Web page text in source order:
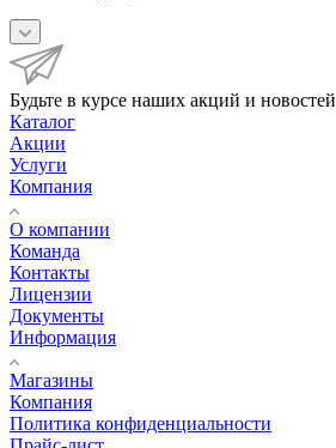
Будьте в курсе наших акций и новостей
Каталог
Акции
Услуги
Компания
О компании
Команда
Контакты
Лицензии
Документы
Информация
Магазины
Компания
Политика конфиденциальности